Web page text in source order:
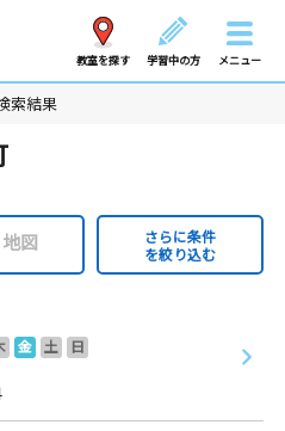
教室を探す 学習中の方 メニュー
索結果
地図
さらに条件
を絞り込む
金 土
日